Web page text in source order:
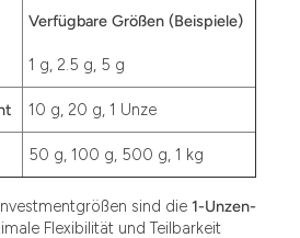
Verfügbare Größen (Beispiele)
1 g, 2.5 g, 5 g
10 g, 20 g, 1 Unze
50 g, 100 g, 500 g, 1 kg
sind die 1-Unzen-
Flexibilität und Teilbarkeit